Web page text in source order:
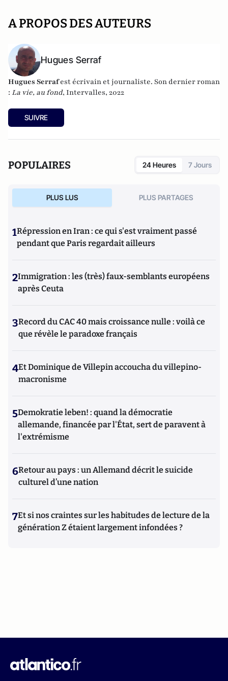
A PROPOS DES AUTEURS
Hugues Serraf
Hugues Serrafest écrivain et journaliste. Son dernier roman
: La vie, au fond, Intervalles, 2022
SUIVRE
POPULAIRES 24 Heures 7 Jours
PLUS LUS PLUS PARTAGES
1Répression en Iran : ce qui s'est vraiment passé
pendant que Paris regardait ailleurs
2Immigration : les (très) faux-semblants européens
après Ceuta
3Record du CAC 40 mais croissance nulle : voilà ce
que révèle le paradoxe français
4Et Dominique de Villepin accoucha du villepino-
macronisme
5Demokratie leben! : quand la démocratie
allemande, financée par l'État, sert de paravent à
l'extrémisme
6Retour au pays : un Allemand décrit le suicide
culturel d’une nation
7Et si nos craintes sur les habitudes de lecture de la
génération Z étaient largement infondées ?